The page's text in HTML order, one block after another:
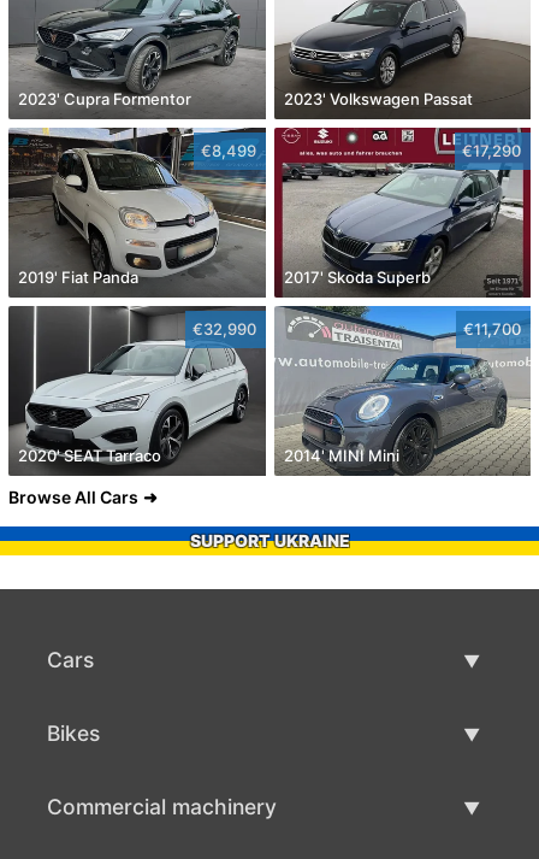
2023' Cupra Formentor 2023' Volkswagen Passat
€8,499
2019' Fiat Panda
€17,290
2017' Skoda Superb
€32,990
2020' SEAT Tarraco
€11,700
2014' MINI Mini
Browse All Cars
SUPPORT UKRAINE
Cars
Bikes
Commercial machinery